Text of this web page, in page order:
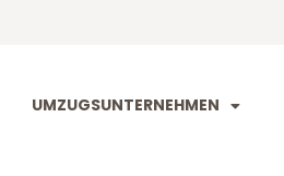
UMZUGSUNTERNEHMEN